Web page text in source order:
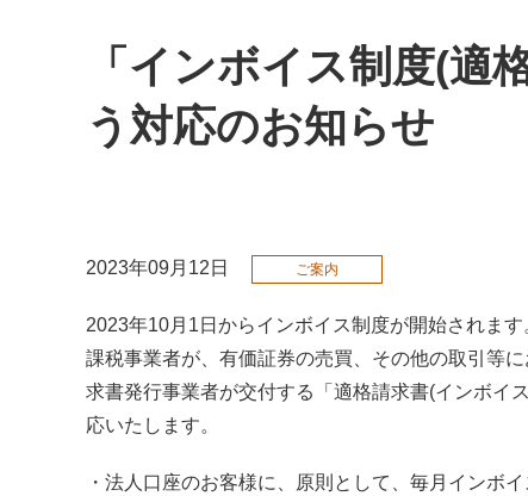
「インボイス制度(適
う対応のお知らせ
2023年09月12日 ご案内
2023年10月1日からインボイス制度が開始されます
課税事業者が、有価証券の売買、その他の取引等
求書発行事業者が交付する「適格請求書(インボイ
応いたします。
・法人口座のお客様に、原則として、毎月インボ